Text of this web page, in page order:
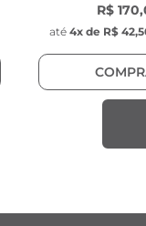
R$
até 4x de R$